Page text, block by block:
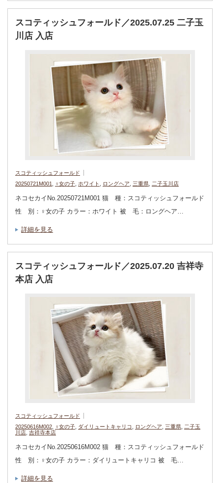
スコティッシュフォールド／2025.07.25 二子玉
川店 入店
スコティッシュフォールド
20250721M001
♀女の子 ホワイト ロングヘア 三重県 二子玉川店
ネコセカイNo.20250721M001 猫 種：スコティッシュフォールド
性 別：♀女の子 カラー：ホワイト 被 毛：ロングヘア…
詳細を見る
スコティッシュフォールド／2025.07.20 吉祥寺
本店 入店
スコティッシュフォールド
20250616M002
♀女の子 ダイリュートキャリコ ロングヘア 三重県 二子玉
川店 吉祥寺本店
ネコセカイNo.20250616M002 猫 種：スコティッシュフォールド
性 別：♀女の子 カラー：ダイリュートキャリコ 被 毛…
詳細を見る